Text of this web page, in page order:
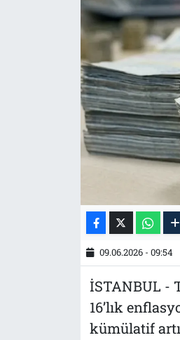
09.06.2026 - 09:54
İSTANBUL -
16’lık
kümülatif
İletişim